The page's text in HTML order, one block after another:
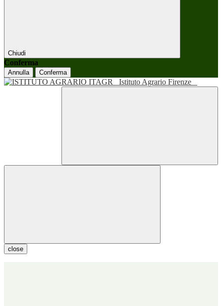
Chiudi
Conferma
Annulla Conferma
Istituto Agrario Firenze
close